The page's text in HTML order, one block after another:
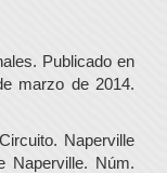
Publicado en
marzo de 2014.
Naperville
Naperville. Núm.